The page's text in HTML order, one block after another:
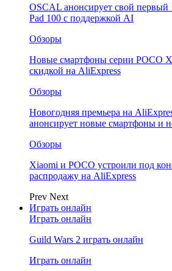
OSCAL анонсирует свой
Pad 100 с поддержкой AI
Обзоры
Новые смартфоны серии POCO
скидкой на AliExpress
Обзоры
Новогодняя премьера на
анонсирует новые смартфоны и
Обзоры
Xiaomi и POCO устроили под
распродажу на AliExpress
Prev Next
Играть онлайн
Играть онлайн
Guild Wars 2 играть онлайн
Играть онлайн